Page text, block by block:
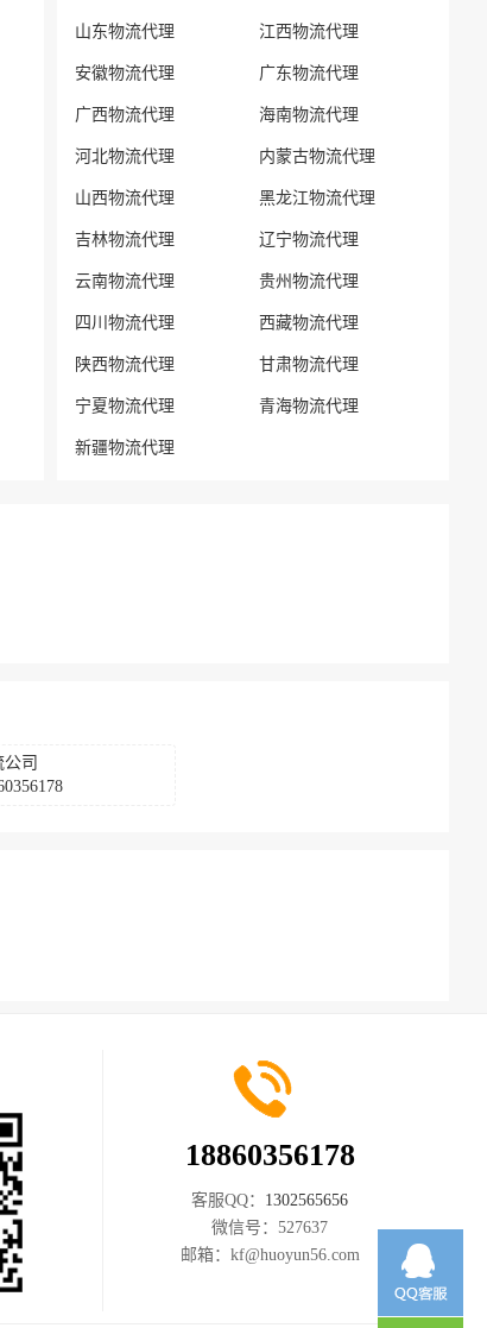
山东物流代理 江西物流代理
安徽物流代理 广东物流代理
广西物流代理 海南物流代理
河北物流代理 内蒙古物流代理
山西物流代理 黑龙江物流代理
吉林物流代理 辽宁物流代理
云南物流代理 贵州物流代理
四川物流代理 西藏物流代理
陕西物流代理 甘肃物流代理
宁夏物流代理 青海物流代理
新疆物流代理
司
18860356178
客服QQ： 1302565656
微信号： 527637
邮箱： kf@huoyun56.com